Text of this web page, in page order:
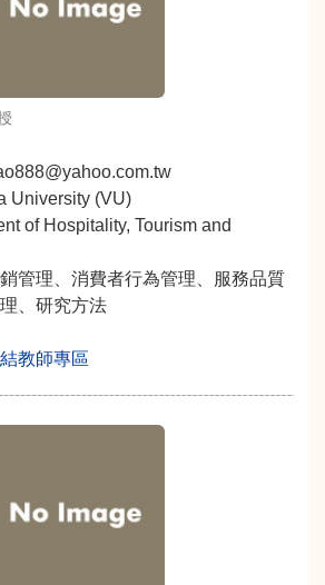
University (VU)
of Hospitality, Tourism and
管理、消費者行為管理、服務品質
、研究方法
教師專區